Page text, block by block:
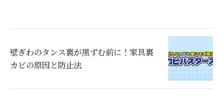
壁ぎわのタンス裏が黒ずむ前に！家具裏
カビの原因と防止法